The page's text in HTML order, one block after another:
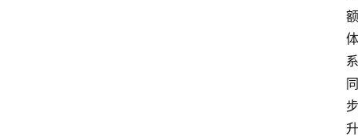
额
体
系
同
步
升